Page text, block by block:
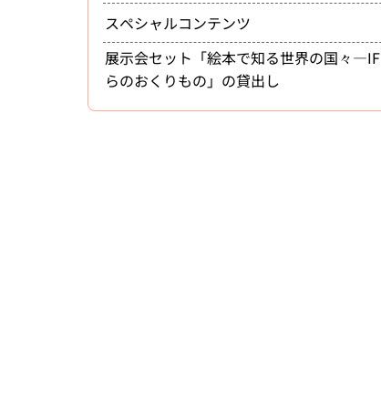
スペシャルコンテンツ
展示会セット「絵本で知る世界の国々
らのおくりもの」の貸出し